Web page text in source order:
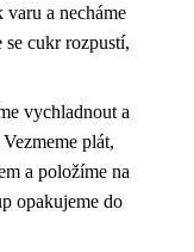
a necháme
cukr rozpustí,
vychladnout a
plát,
a položíme na
opakujeme do